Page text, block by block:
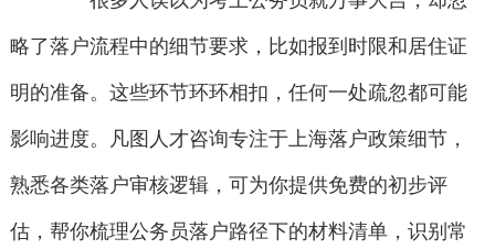
略了落户流程中的细节要求，比如报到时限和居住证
明的准备。这些环节环环相扣，任何一处疏忽都可能
影响进度。凡图人才咨询专注于上海落户政策细节，
熟悉各类落户审核逻辑，可为你提供免费的初步评
估，帮你梳理公务员落户路径下的材料清单，识别常